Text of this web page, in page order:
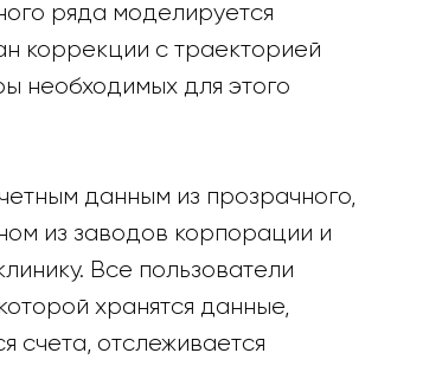
ряда моделируется
коррекции с траекторией
необходимых для этого
данным из прозрачного,
из заводов корпорации и
Все пользователи
хранятся данные,
счета, отслеживается